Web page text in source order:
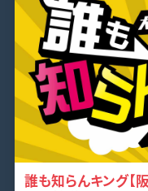
誰も知らんキング【